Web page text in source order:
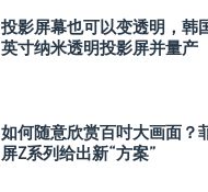
投影屏幕也可以变透明，韩
英寸纳米透明投影屏并量产
如何随意欣赏百吋大画面？
屏Z系列给出新“方案”